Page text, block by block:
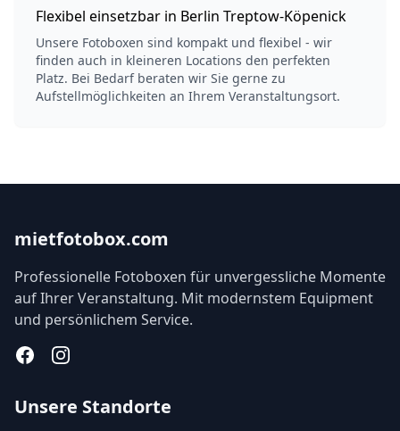
Flexibel einsetzbar in Berlin Treptow-Köpenick
Unsere Fotoboxen sind kompakt und flexibel - wir
finden auch in kleineren Locations den perfekten
Platz. Bei Bedarf beraten wir Sie gerne zu
Aufstellmöglichkeiten an Ihrem Veranstaltungsort.
mietfotobox.com
Professionelle Fotoboxen für unvergessliche Momente
auf Ihrer Veranstaltung. Mit modernstem Equipment
und persönlichem Service.
FacebookInstagram
Unsere Standorte